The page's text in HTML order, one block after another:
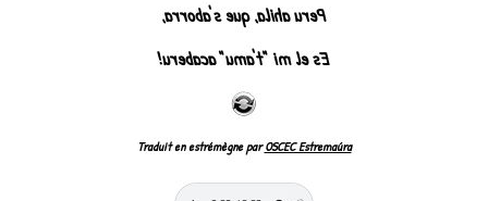
Peru ahila, que s'aborra,
Es el mi "t'amu" acaberu!
Traduit en estrémègne parOSCEC Estremaúra